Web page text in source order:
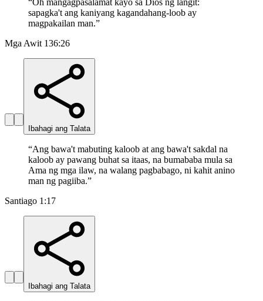
“Oh mangagpasalamat kayo sa Dios ng langit:
sapagka't ang kaniyang kagandahang-loob ay
magpakailan man.”
Mga Awit 136:26
Ibahagi ang Talata
“Ang bawa't mabuting kaloob at ang bawa't sakdal na
kaloob ay pawang buhat sa itaas, na bumababa mula sa
Ama ng mga ilaw, na walang pagbabago, ni kahit anino
man ng pagiiba.”
Santiago 1:17
Ibahagi ang Talata